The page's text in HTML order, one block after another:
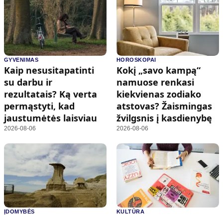
GYVENIMAS
Kaip nesusitapatinti
su darbu ir
rezultatais? Ką verta
permąstyti, kad
jaustumėtės laisviau
2026-08-06
HOROSKOPAI
Kokį „savo kampą“
namuose renkasi
kiekvienas zodiako
atstovas? Žaismingas
žvilgsnis į kasdienybę
2026-08-06
ĮDOMYBĖS KULTŪRA